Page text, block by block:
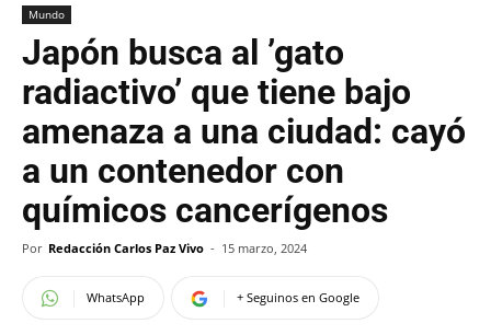
Mundo
Japón busca al ’gato
radiactivo’ que tiene bajo
amenaza a una ciudad: cayó
a un contenedor con
químicos cancerígenos
Por Redacción Carlos Paz Vivo - 15 marzo, 2024
WhatsApp + Seguinos en Google